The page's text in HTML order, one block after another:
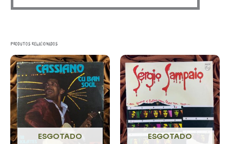
Produtos relacionados
ESGOTADO ESGOTADO